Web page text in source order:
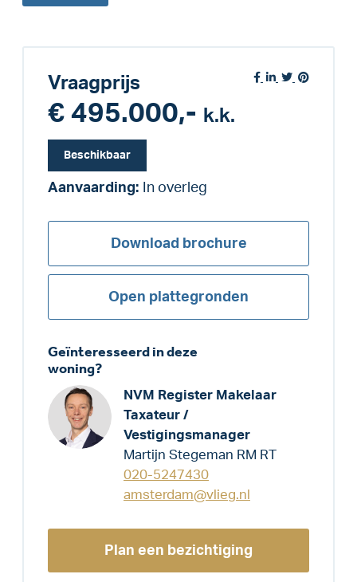
Vraagprijs
€ 495.000,- k.k.
Beschikbaar
Aanvaarding: In overleg
Download brochure
Open plattegronden
Geïnteresseerd in deze
woning?
NVM Register Makelaar
Taxateur /
Vestigingsmanager
Martijn Stegeman RM RT
020-5247430
amsterdam@vlieg.nl
Plan een bezichtiging